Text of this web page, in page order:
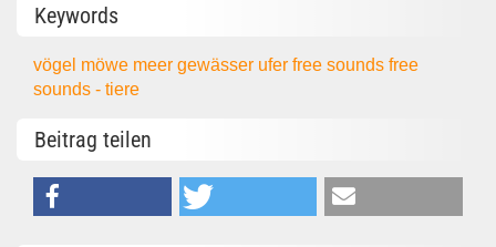
Keywords
vögel möwe meergewässer uferfree soundsfree
sounds - tiere
Beitrag teilen